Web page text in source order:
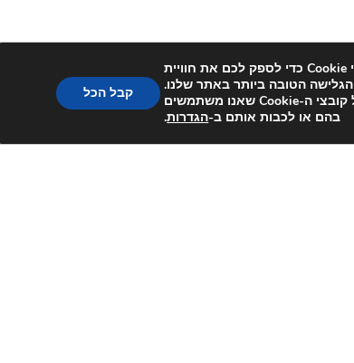
אנו משתמשים בקובצי Cookie כדי לספק לכם את חוויית
הגלישה הטובה ביותר באתר שלנו.
תוכלו למצוא מידע נוסף על קובצי ה-Cookie שאנו משתמשים
בהם או לכבות אותם ב-הגדרות.
קבל הכל